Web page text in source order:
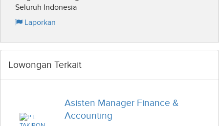
Seluruh Indonesia
Laporkan
Lowongan Terkait
Asisten Manager Finance &
Accounting